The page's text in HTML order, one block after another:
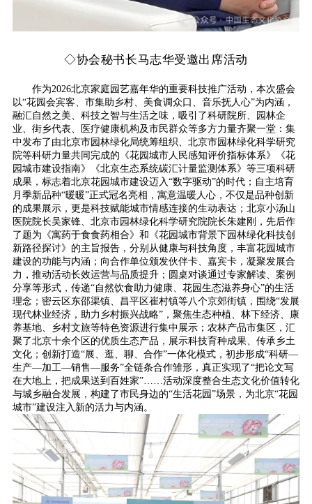
◇协会秘书长马志华受邀出席活动
作为2026北京家庭园艺嘉年华的重要科技推广活动，本次盛会
以“花园会宾客、市集助乡村、美食调众口、音乐抚人心”为内涵，
融汇自然之美、科技之智与生活之味，吸引了科研院所、园林企
业、街乡代表、医疗健康机构及市民群众等多方力量齐聚一堂：集
中发布了由北京市园林绿化局统筹组织、北京市园林绿化科学研究
院等科研力量共同完成的《花园城市人民感知评价指标体系》《花
园城市建设指南》《北京生态系统碳汇计量监测体系》等三项科研
成果，标志着北京花园城市建设迈入“数字驱动”的时代；自主培育
月季新品种“暖暖”正式冠名亮相，寓意温暖人心，不仅是品种创新
的成果展示，更是科技赋能城市情感连接的生动表达；北京小汤山
医院院长吴家锋、北京市园林绿化科学研究院院长朱建刚，先后作
了题为《寓药于食食药相合》和《花园城市背景下园林绿化科技创
新路径探讨》的主旨报告，分别从健康与科技角度，丰富花园城市
建设的功能与内涵；向合作单位颁发伙伴卡、嘉宾卡，凝聚发展合
力，推动活动长效运营与品质提升；圆桌对谈通过专家解读、案例
分享等形式，传递“自然饮食助力健康、花园生态滋养身心”的生活
理念；密云区东邵渠镇、昌平区崔村镇等八个京郊街镇，围绕“发展
现代林业经济，助力乡村振兴战略”，聚焦生态种植、林下经济、康
养基地、乡村文旅等特色资源进行集中展示；农林产品市集区，汇
聚了北京十余个区的优质生态产品，展示科技育种成果、传承乡土
文化；创新打造“展、逛、聊、合作”一体化模式，初步形成“科研—
生产—加工—销售—服务”全链条合作雏形，真正实现了“把论文写
在大地上，把成果送到百姓家”……活动深度整合生态文化价值转化
与城乡融合发展，构建了市民身边的“生活花园”场景，为北京“花园
城市”建设注入新的活力与内涵。